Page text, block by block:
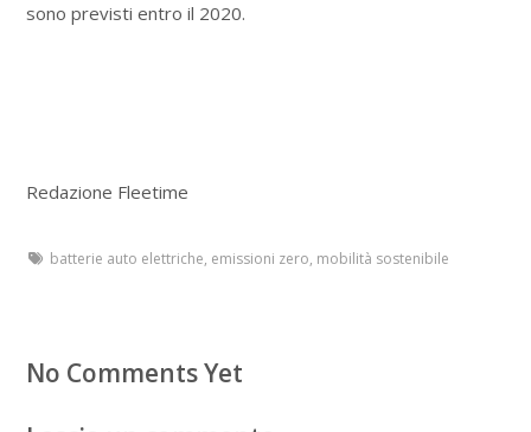
sono previsti entro il 2020.
Redazione Fleetime
batterie auto elettriche, emissioni zero, mobilità sostenibile
No Comments Yet